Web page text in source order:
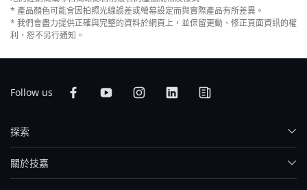
* 產品顏色可能會因拍照光線誤差或螢幕設定而與實際產品有所差異。
* 我們會盡力提供正確與完整的資料於網頁上，並保留更動、修正頁面資訊的權
利，恕不另行通知。
Follow us
探索
關於技嘉